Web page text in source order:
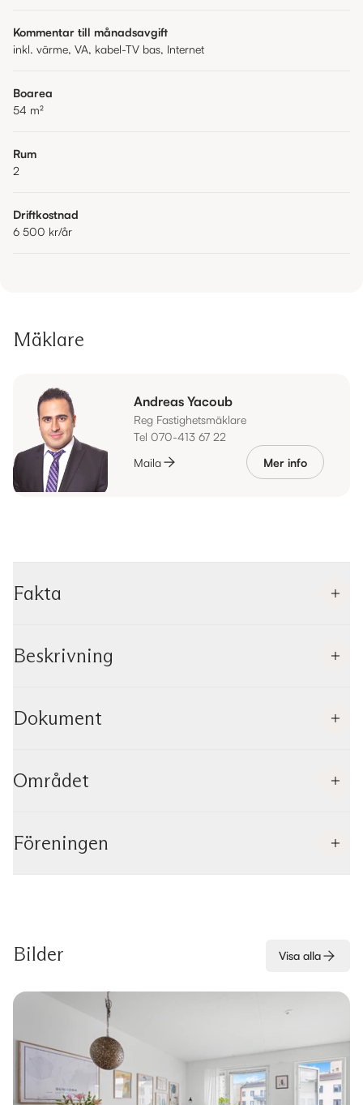
Kommentar till månadsavgift
inkl. värme, VA, kabel-TV bas, Internet
Boarea
54 m²
Rum
2
Driftkostnad
6 500 kr/år
Mäklare
Andreas Yacoub
Reg Fastighetsmäklare
Tel 070-413 67 22
Maila
Mer info
Fakta
Beskrivning
Dokument
Området
Föreningen
Bilder Visa alla